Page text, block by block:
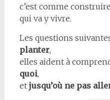
c’est comme
qui va y vivre.
Les questions
planter,
elles aident à
quoi,
et jusqu’où ne pas